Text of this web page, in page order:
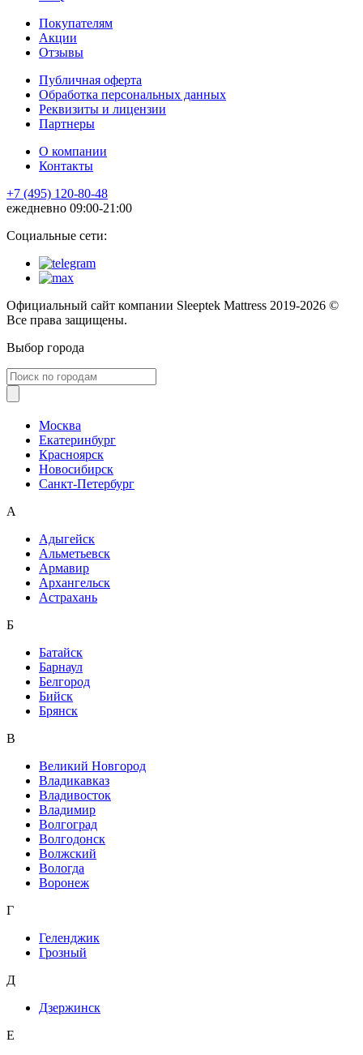
Покупателям
Акции
Отзывы
Публичная оферта
Обработка персональных данных
Реквизиты и лицензии
Партнеры
О компании
Контакты
+7 (495) 120-80-48
ежедневно 09:00-21:00
Социальные сети:
Официальный сайт компании Sleeptek Mattress 2019-2026 ©
Все права защищены.
Выбор города
Москва
Екатеринбург
Красноярск
Новосибирск
Санкт-Петербург
А
Адыгейск
Альметьевск
Армавир
Архангельск
Астрахань
Б
Батайск
Барнаул
Белгород
Бийск
Брянск
В
Великий Новгород
Владикавказ
Владивосток
Владимир
Волгоград
Волгодонск
Волжский
Вологда
Воронеж
Г
Геленджик
Грозный
Д
Дзержинск
Е